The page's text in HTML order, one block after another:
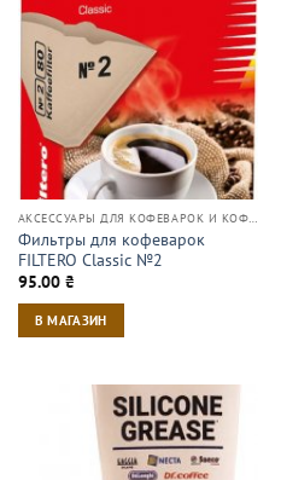
АКСЕССУАРЫ ДЛЯ КОФЕВАРОК И КОФЕМАШИН
Фильтры для кофеварок
FILTERO Classic №2
95.00 ₴
В МАГАЗИН